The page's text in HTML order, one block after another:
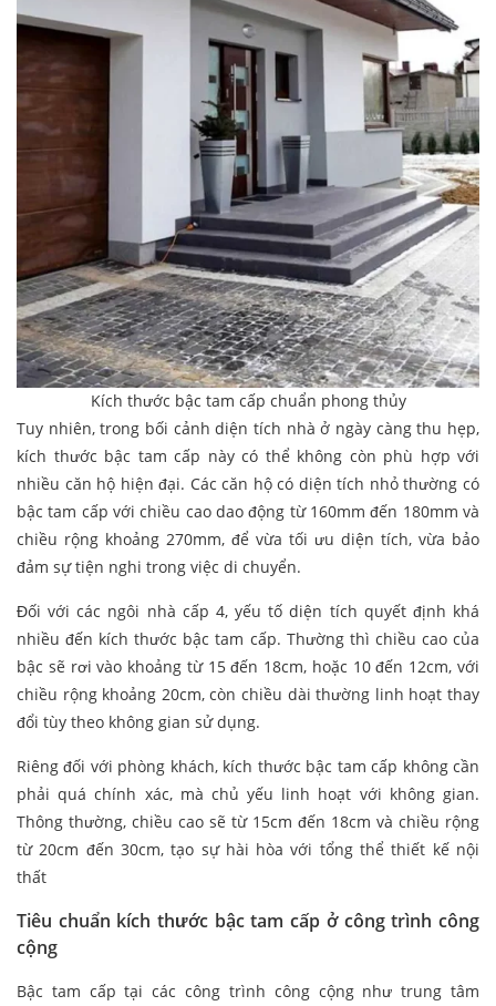
Kích thước bậc tam cấp chuẩn phong thủy
Tuy nhiên, trong bối cảnh diện tích nhà ở ngày càng thu hẹp,
kích thước bậc tam cấp này có thể không còn phù hợp với
nhiều căn hộ hiện đại. Các căn hộ có diện tích nhỏ thường có
bậc tam cấp với chiều cao dao động từ 160mm đến 180mm và
chiều rộng khoảng 270mm, để vừa tối ưu diện tích, vừa bảo
đảm sự tiện nghi trong việc di chuyển.
Đối với các ngôi nhà cấp 4, yếu tố diện tích quyết định khá
nhiều đến kích thước bậc tam cấp. Thường thì chiều cao của
bậc sẽ rơi vào khoảng từ 15 đến 18cm, hoặc 10 đến 12cm, với
chiều rộng khoảng 20cm, còn chiều dài thường linh hoạt thay
đổi tùy theo không gian sử dụng.
Riêng đối với phòng khách, kích thước bậc tam cấp không cần
phải quá chính xác, mà chủ yếu linh hoạt với không gian.
Thông thường, chiều cao sẽ từ 15cm đến 18cm và chiều rộng
từ 20cm đến 30cm, tạo sự hài hòa với tổng thể thiết kế nội
thất
Tiêu chuẩn kích thước bậc tam cấp ở công trình công
cộng
Bậc tam cấp tại các công trình công cộng như trung tâm